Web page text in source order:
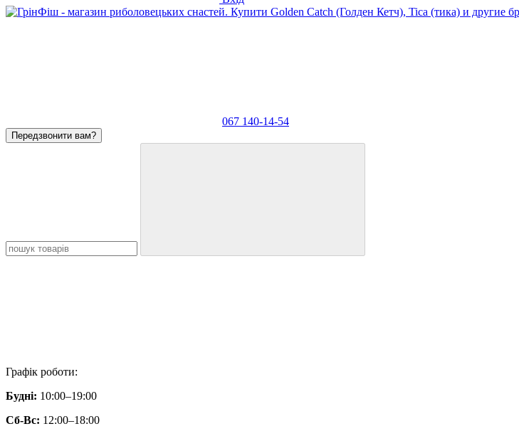
067 140-14-54
Передзвонити вам?
Графік роботи:
Будні: 10:00–19:00
Сб-Вс: 12:00–18:00